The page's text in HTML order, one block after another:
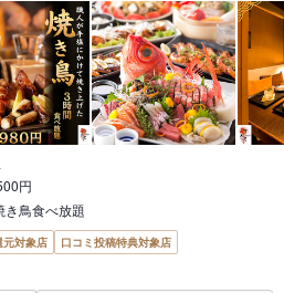
円
き鳥食べ放題
元対象店
口コミ投稿特典対象店